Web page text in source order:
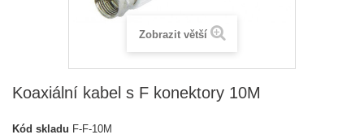
Zobrazit větší
Koaxiální kabel s F konektory 10M
Kód skladu F-F-10M